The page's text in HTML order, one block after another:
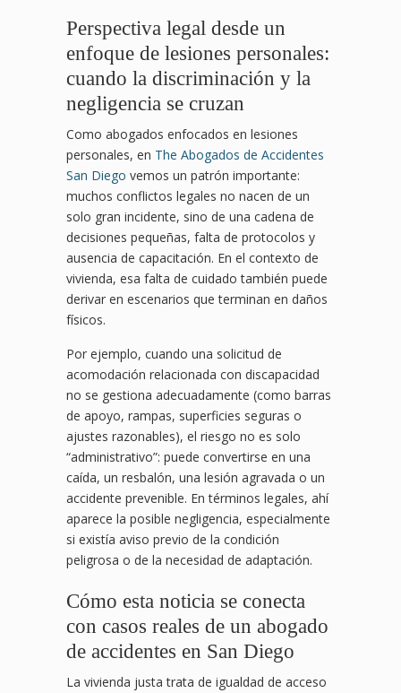
Perspectiva legal desde un
enfoque de lesiones personales:
cuando la discriminación y la
negligencia se cruzan
Como abogados enfocados en lesiones
personales, en The Abogados de Accidentes
San Diego vemos un patrón importante:
muchos conflictos legales no nacen de un
solo gran incidente, sino de una cadena de
decisiones pequeñas, falta de protocolos y
ausencia de capacitación. En el contexto de
vivienda, esa falta de cuidado también puede
derivar en escenarios que terminan en daños
físicos.
Por ejemplo, cuando una solicitud de
acomodación relacionada con discapacidad
no se gestiona adecuadamente (como barras
de apoyo, rampas, superficies seguras o
ajustes razonables), el riesgo no es solo
“administrativo”: puede convertirse en una
caída, un resbalón, una lesión agravada o un
accidente prevenible. En términos legales, ahí
aparece la posible negligencia, especialmente
si existía aviso previo de la condición
peligrosa o de la necesidad de adaptación.
Cómo esta noticia se conecta
con casos reales de un abogado
de accidentes en San Diego
La vivienda justa trata de igualdad de acceso